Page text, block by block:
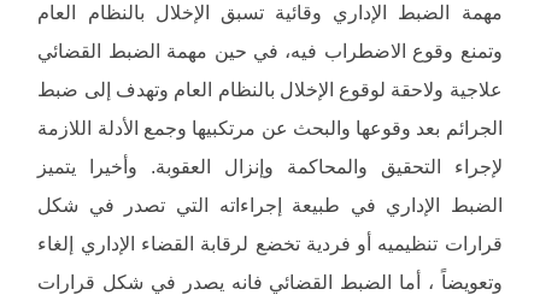
مهمة الضبط الإداري وقائية تسبق الإخلال بالنظام العام
وتمنع وقوع الاضطراب فيه، في حين مهمة الضبط القضائي
علاجية ولاحقة لوقوع الإخلال بالنظام العام وتهدف إلى ضبط
الجرائم بعد وقوعها والبحث عن مرتكبيها وجمع الأدلة اللازمة
لإجراء التحقيق والمحاكمة وإنزال العقوبة. وأخيرا يتميز
الضبط الإداري في طبيعة إجراءاته التي تصدر في شكل
قرارات تنظيميه أو فردية تخضع لرقابة القضاء الإداري إلغاء
وتعويضاً ، أما الضبط القضائي فانه يصدر في شكل قرارات